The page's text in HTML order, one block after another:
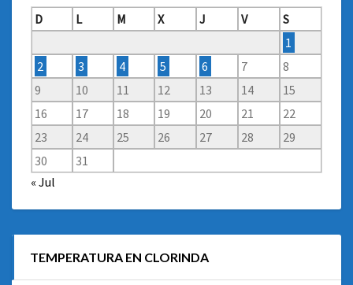
D
L M X J V
S
1
2
3 4 5 6 7
8
9
10 11 12 13 14
15
16
17 18 19 20 21
22
23
24 25 26 27 28
29
30
31
« Jul
TEMPERATURA EN CLORINDA